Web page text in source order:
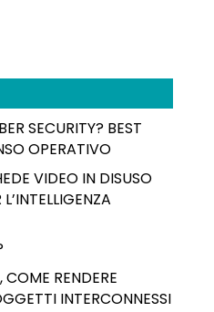
SECURITY? BEST
OPERATIVO
VIDEO IN DISUSO
COME RENDERE
INTERCONNESSI